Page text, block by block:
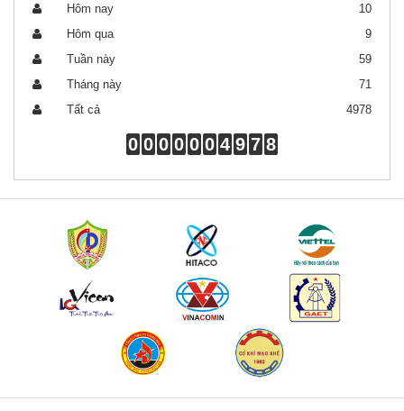
Hôm nay
10
Hôm qua
9
Tuần này
59
Tháng này
71
Tất cả
4978
0 0 0 0 0 0 4 9 7 8